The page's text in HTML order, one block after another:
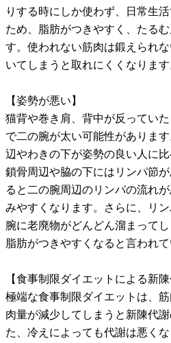
りする時にしか使わず、日常生
ため、脂肪がつきやすく、たる
す。使われない筋肉は鍛えられ
いてしまうと取れにくくなります
【姿勢が悪い】
猫背や巻き肩、背中が反ってい
で二の腕が太い可能性がありま
辺やわきの下が姿勢の良い人に
鎖骨周辺や脇の下にはリンパ節
ると二の腕周辺のリンパの流れ
みやすくなります。さらに、リ
腕に老廃物がどんどん溜まって
脂肪がつきやすくなると言われて
【食事制限ダイエットによる新陳
極端な食事制限ダイエットは、
肉量が減少してしまうと新陳代
た、冷えによっても代謝は悪く